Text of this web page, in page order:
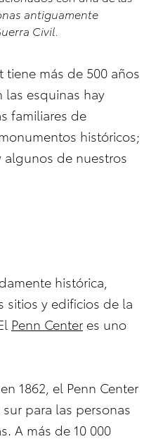
antiguamente
Civil.
tiene más de 500 años
las esquinas hay
familiares de
históricos;
algunos de nuestros
histórica,
sitios y edificios de la
Penn Center es uno
1862, el Penn Center
para las personas
A más de 10 000